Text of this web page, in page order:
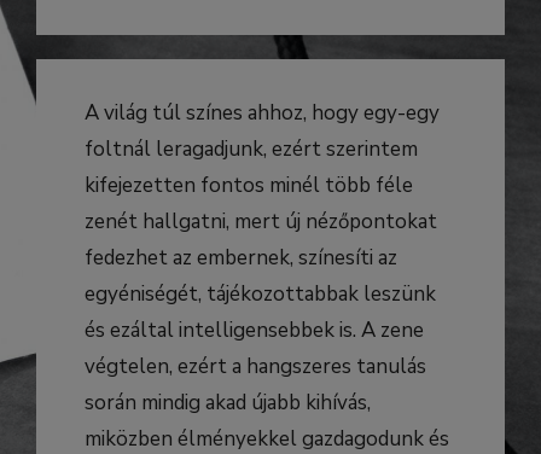
A világ túl színes ahhoz, hogy egy-egy
foltnál leragadjunk, ezért szerintem
kifejezetten fontos minél több féle
zenét hallgatni, mert új nézőpontokat
fedezhet az embernek, színesíti az
egyéniségét, tájékozottabbak leszünk
és ezáltal intelligensebbek is. A zene
végtelen, ezért a hangszeres tanulás
során mindig akad újabb kihívás,
miközben élményekkel gazdagodunk és